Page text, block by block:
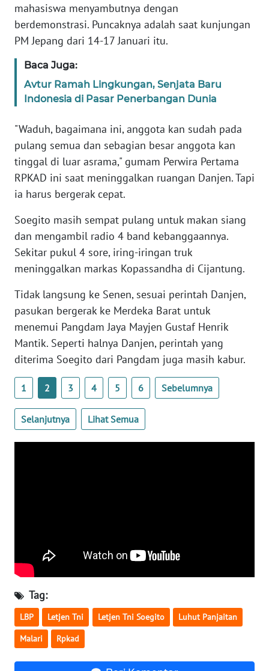
mahasiswa menyambutnya dengan
berdemonstrasi. Puncaknya adalah saat kunjungan
PM Jepang dari 14-17 Januari itu.
Baca Juga:
Avtur Ramah Lingkungan, Senjata Baru
Indonesia di Pasar Penerbangan Dunia
"Waduh, bagaimana ini, anggota kan sudah pada
pulang semua dan sebagian besar anggota kan
tinggal di luar asrama," gumam Perwira Pertama
RPKAD ini saat meninggalkan ruangan Danjen. Tapi
ia harus bergerak cepat.
Soegito masih sempat pulang untuk makan siang
dan mengambil radio 4 band kebanggaannya.
Sekitar pukul 4 sore, iring-iringan truk
meninggalkan markas Kopassandha di Cijantung.
Tidak langsung ke Senen, sesuai perintah Danjen,
pasukan bergerak ke Merdeka Barat untuk
menemui Pangdam Jaya Mayjen Gustaf Henrik
Mantik. Seperti halnya Danjen, perintah yang
diterima Soegito dari Pangdam juga masih kabur.
1 2 3 4 5 6 Sebelumnya
Selanjutnya Lihat Semua
Tag:
LBP Letjen Tni Letjen Tni Soegito Luhut Panjaitan
Malari Rpkad
WN
SUMUT
JAKARTA
WN
WN
BANTEN
NTT
KEPRI
WN
PAPUA
PAPUA
BARAT
WN
RIAU
WN
NTB
WN
SULTENG
WN